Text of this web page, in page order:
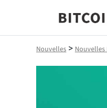
Bitcoin
Nouvelles > Nouvelles